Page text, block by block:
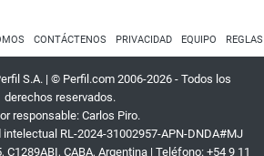
CONTÁCTENOS PRIVACIDAD EQUIPO
S.A. | © Perfil.com 2006-2026 - Todos los
derechos reservados.
responsable: Carlos Piro.
intelectual RL-2024-31002957-APN-DNDA#MJ
, C1289ABI, CABA, Argentina | Teléfono: +54 9 11